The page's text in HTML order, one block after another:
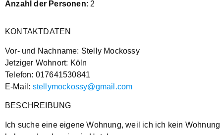
Anzahl der Personen: 2
KONTAKTDATEN
Vor- und Nachname: Stelly Mockossy
Jetziger Wohnort: Köln
Telefon: 017641530841
E-Mail: stellymockossy@gmail.com
BESCHREIBUNG
Ich suche eine eigene Wohnung, weil ich ich kein Wohnung